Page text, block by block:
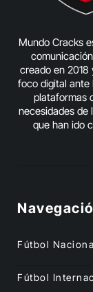
Mundo Cracks
creado en 2018
foco digital ante
plataformas
necesidades de
que han ido
Fútbol
Fútbol